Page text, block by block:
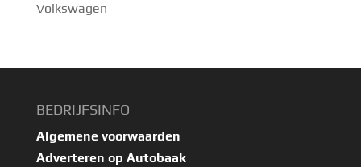
Volkswagen
BEDRIJFSINFO
Algemene voorwaarden
Adverteren op Autobaak